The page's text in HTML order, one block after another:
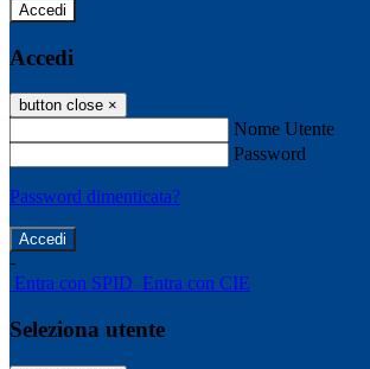
Accedi
Accedi
button close ×
Nome Utente
Password
Password dimenticata?
-
Entra con SPID Entra con CIE
Seleziona utente